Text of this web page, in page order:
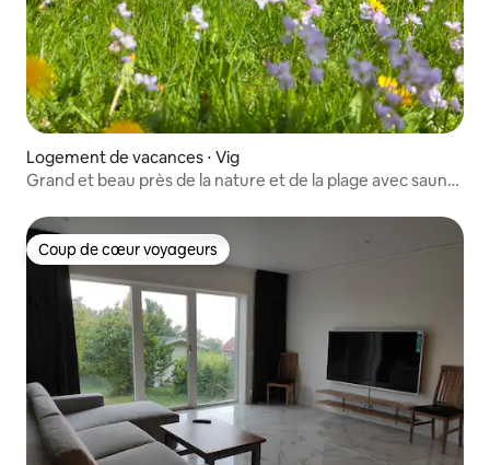
Logement de vacances ⋅ Vig
Grand et beau près de la nature et de la plage avec sauna
Coup de cœur voyageurs
Coup de cœur voyageurs